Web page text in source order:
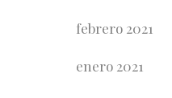
febrero 2021
enero 2021